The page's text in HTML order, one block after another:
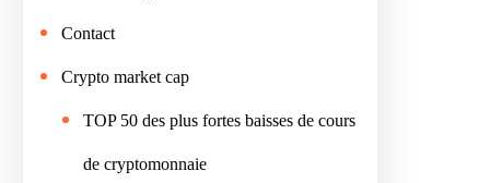
Contact
Crypto market cap
TOP 50 des plus fortes baisses de cours
de cryptomonnaie